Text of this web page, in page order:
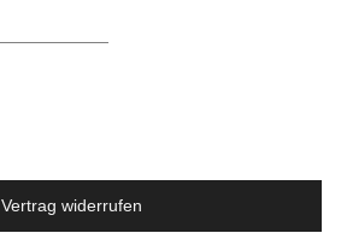
Vertrag widerrufen